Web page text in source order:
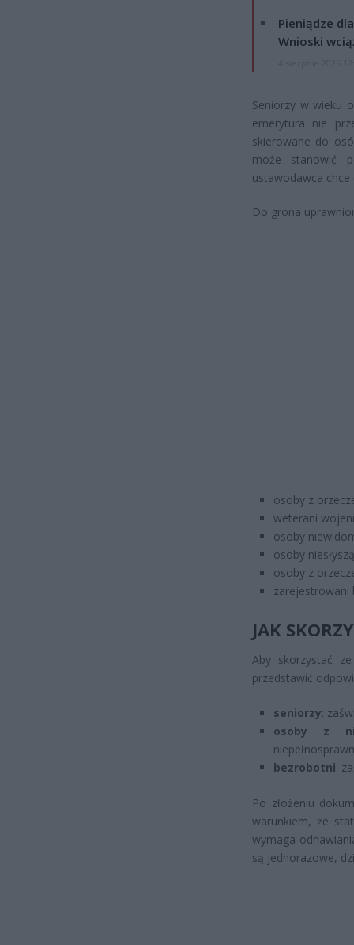
Pieniądze
Wnioski
Seniorzy w wieku
emerytura nie
skierowane do
może stanowić
ustawodawca
Do grona
osoby z
weterani
osoby
osoby
osoby z
zarejestrowani
JAK
Aby skorzystać
przedstawić
seniorzy:
osoby z
bezrobotni:
Po złożeniu
warunkiem, że
wymaga
są jednorazowe,